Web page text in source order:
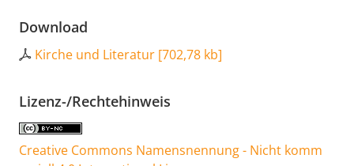
Download
Kirche und Literatur [702,78 kb]
Lizenz-/Rechtehinweis
Creative Commons Namensnennung - Nicht komm